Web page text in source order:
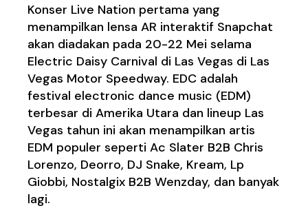
Konser Live Nation pertama yang
menampilkan lensa AR interaktif Snapchat
akan diadakan pada 20-22 Mei selama
Electric Daisy Carnival di Las Vegas di Las
Vegas Motor Speedway. EDC adalah
festival electronic dance music (EDM)
terbesar di Amerika Utara dan lineup Las
Vegas tahun ini akan menampilkan artis
EDM populer seperti Ac Slater B2B Chris
Lorenzo, Deorro, DJ Snake, Kream, Lp
Giobbi, Nostalgix B2B Wenzday, dan banyak
lagi.